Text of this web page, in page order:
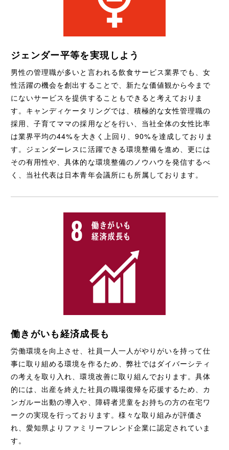
ジェンダー平等を実現しよう
男性の管理職が多いと言われる飲食サービス業界でも、女
性活躍の機会を創出することで、新たな価値観から今まで
にないサービスを提供することもできると考えておりま
す。キャンディケータリングでは、積極的な女性管理職の
採用、子育てママの採用などを行い、当社全体の女性比率
は業界平均の44%を大きく上回り、90%を達成しておりま
す。ジェンダーレスに活躍できる環境整備を進め、更には
その有用性や、具体的な環境整備のノウハウを発信するべ
く、当社代表は日本青年会議所にも所属しております。
働きがいも経済成長も
労働環境を向上させ、社員一人一人がやりがいを持って仕
事に取り組める環境を作るため、弊社ではダイバーシティ
の考えを取り入れ、環境改善に取り組んでおります。具体
的には、出産を終えた社員の職場復帰を応援するため、カ
ンガルー出動の導入や、障碍者児童をお持ちの方の在宅ワ
ークの実現を行っております。様々な取り組みが評価さ
れ、愛知県よりファミリーフレンド企業に認定されていま
す。